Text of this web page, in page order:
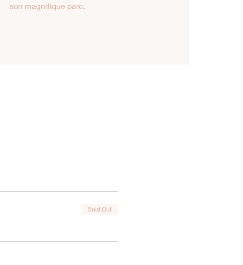
son magnifique parc.
Sold Out